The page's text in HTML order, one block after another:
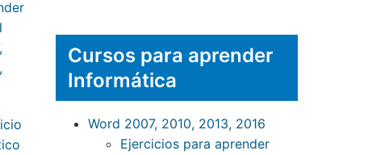
Cursos para aprender
Informática
Word 2007, 2010, 2013, 2016
Ejercicios para aprender